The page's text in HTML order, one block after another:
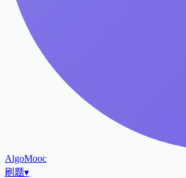
AlgoMooc
刷题▾